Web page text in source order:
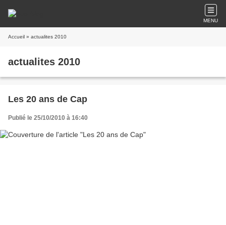
MENU
Accueil » actualites 2010
actualites 2010
Les 20 ans de Cap
Publié le 25/10/2010 à 16:40